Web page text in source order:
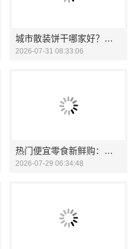
城市散装饼干哪家好？零食大明星，给你意想不到的美味！
2026-07-31 08:33:06
热门便宜零食新鲜购：零食大明星满足需求
2026-07-29 06:34:48